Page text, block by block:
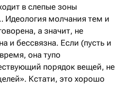
в слепые зоны
молчания тем и
а значит, не
и бессвязна. Если (пусть и
она тупо
порядок вещей, не
Кстати, это хорошо